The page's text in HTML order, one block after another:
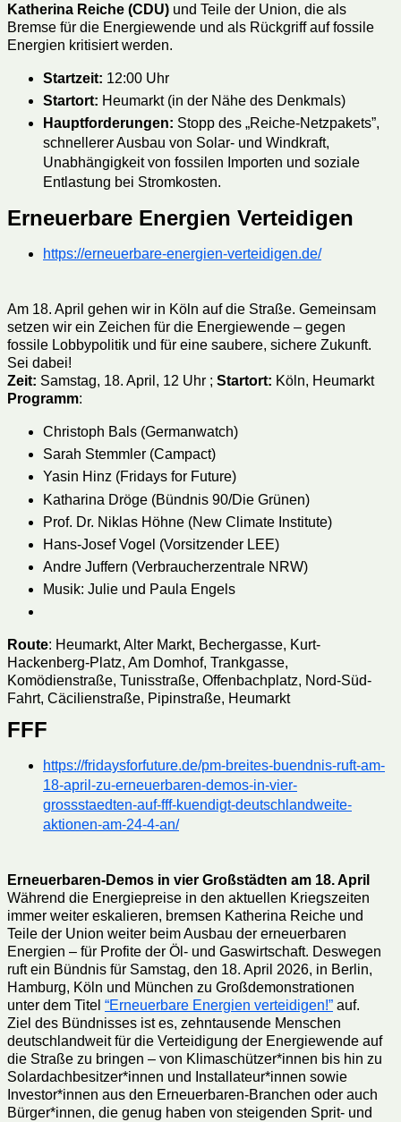
Katherina Reiche (CDU) und Teile der Union, die als
Bremse für die Energiewende und als Rückgriff auf fossile
Energien kritisiert werden.
Startzeit: 12:00 Uhr
Startort: Heumarkt (in der Nähe des Denkmals)
Hauptforderungen: Stopp des „Reiche-Netzpakets”,
schnellerer Ausbau von Solar- und Windkraft,
Unabhängigkeit von fossilen Importen und soziale
Entlastung bei Stromkosten.
Erneuerbare Energien Verteidigen
https://erneuerbare-energien-verteidigen.de/
Am 18. April gehen wir in Köln auf die Straße. Gemeinsam
setzen wir ein Zeichen für die Energiewende – gegen
fossile Lobbypolitik und für eine saubere, sichere Zukunft.
Sei dabei!
Zeit: Samstag, 18. April, 12 Uhr ; Startort: Köln, Heumarkt
Programm:
Christoph Bals (Germanwatch)
Sarah Stemmler (Campact)
Yasin Hinz (Fridays for Future)
Katharina Dröge (Bündnis 90/Die Grünen)
Prof. Dr. Niklas Höhne (New Climate Institute)
Hans-Josef Vogel (Vorsitzender LEE)
Andre Juffern (Verbraucherzentrale NRW)
Musik: Julie und Paula Engels
Route: Heumarkt, Alter Markt, Bechergasse, Kurt-
Hackenberg-Platz, Am Domhof, Trankgasse,
Komödienstraße, Tunisstraße, Offenbachplatz, Nord-Süd-
Fahrt, Cäcilienstraße, Pipinstraße, Heumarkt
FFF
https://fridaysforfuture.de/pm-breites-buendnis-ruft-am-
18-april-zu-erneuerbaren-demos-in-vier-
grossstaedten-auf-fff-kuendigt-deutschlandweite-
aktionen-am-24-4-an/
Erneuerbaren-Demos in vier Großstädten am 18. April
Während die Energiepreise in den aktuellen Kriegszeiten
immer weiter eskalieren, bremsen Katherina Reiche und
Teile der Union weiter beim Ausbau der erneuerbaren
Energien – für Profite der Öl- und Gaswirtschaft. Deswegen
ruft ein Bündnis für Samstag, den 18. April 2026, in Berlin,
Hamburg, Köln und München zu Großdemonstrationen
unter dem Titel “Erneuerbare Energien verteidigen!” auf.
Ziel des Bündnisses ist es, zehntausende Menschen
deutschlandweit für die Verteidigung der Energiewende auf
die Straße zu bringen – von Klimaschützer*innen bis hin zu
Solardachbesitzer*innen und Installateur*innen sowie
Investor*innen aus den Erneuerbaren-Branchen oder auch
Bürger*innen, die genug haben von steigenden Sprit- und